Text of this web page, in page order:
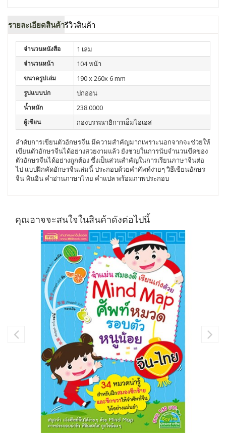
รายละเอียดสินค้ารีวิวสินค้า
จำนวนหนังสือ 1 เล่ม
จำนวนหน้า 104 หน้า
ขนาดรูปเล่ม 190 x 260x 6 mm
รูปแบบปก ปกอ่อน
น้ำหนัก 238.0000
ผู้เขียน กองบรรณาธิการเอ็มไอเอส
ลำดับการเขียนตัวอักษรจีน มีความสำคัญมากเพราะนอกจากจะช่วยให้
เขียนตัวอักษรจีนได้อย่างสวยงามแล้ว ยังช่วยในการนับจำนวนขีดของ
ตัวอักษรจีนได้อย่างถูกต้อง ซึ่งเป็นส่วนสำคัญในการเรียนภาษาจีนต่อ
ไป แบบฝึกคัดอักษรจีนเล่มนี้ ประกอบด้วยคำศัพท์ง่ายๆ วิธีเขียนอักษร
จีน พินอิน คำอ่านภาษาไทย คำแปล พร้อมภาพประกอบ
คุณอาจจะสนใจในสินค้าดังต่อไปนี้